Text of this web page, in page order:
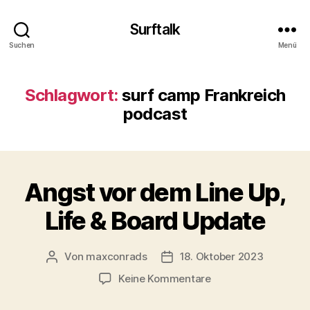
Suchen
Surftalk
Menü
Schlagwort: surf camp Frankreich
podcast
Angst vor dem Line Up,
Life & Board Update
Beitragsautor
Von maxconrads Beitragsdatum
18. Oktober 2023
Keine Kommentarezu